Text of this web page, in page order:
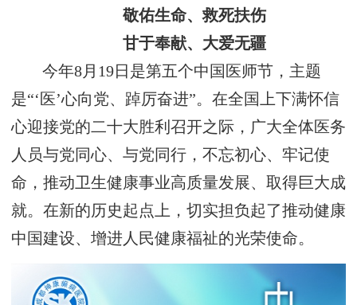
敬佑生命、救死扶伤
甘于奉献、大爱无疆
今年8月19日是第五个中国医师节，主题
是“‘医’心向党、踔厉奋进”。在全国上下满怀信
心迎接党的二十大胜利召开之际，广大全体医务
人员与党同心、与党同行，不忘初心、牢记使
命，推动卫生健康事业高质量发展、取得巨大成
就。在新的历史起点上，切实担负起了推动健康
中国建设、增进人民健康福祉的光荣使命。